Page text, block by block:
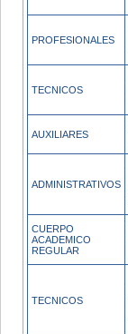
PROFESIONALES
TECNICOS
AUXILIARES
ADMINISTRATIVOS
CUERPO
ACADEMICO
REGULAR
TECNICOS